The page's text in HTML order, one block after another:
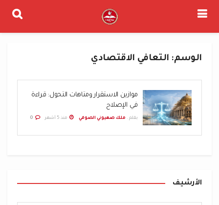
الوسم: التعافي الاقتصادي
موازين الاستقرار ومتاهات التحول: قراءة
في الإصلاح
بقلم . ملك صهيوني الصوفي منذ 5 أشهر
الأرشيف